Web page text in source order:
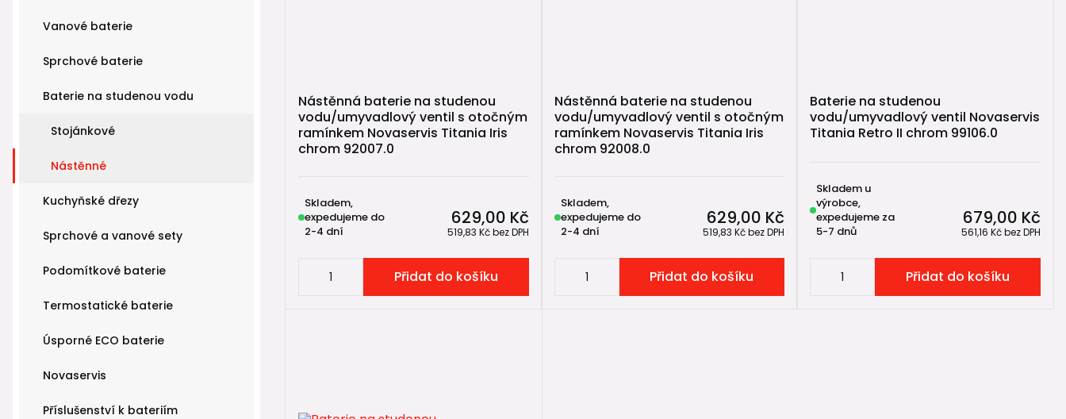
Vanové baterie
Sprchové baterie
Baterie na studenou vodu
Stojánkové
Nástěnné
Kuchyňské dřezy
Sprchové a vanové sety
Podomítkové baterie
Termostatické baterie
Úsporné ECO baterie
Novaservis
Příslušenství k bateriím
Nástěnná baterie na studenou
vodu/umyvadlový ventil s otočným
ramínkem Novaservis Titania Iris
chrom 92007.0
629,00 Kč
519,83 Kčbez DPH
Skladem,
expedujeme do
2-4 dní
Přidat do košíku
Nástěnná baterie na studenou
vodu/umyvadlový ventil s otočným
ramínkem Novaservis Titania Iris
chrom 92008.0
629,00 Kč
519,83 Kčbez DPH
Skladem,
expedujeme do
2-4 dní
Přidat do košíku
Baterie na studenou
vodu/umyvadlový ventil Novaservis
Titania Retro II chrom 99106.0
679,00 Kč
561,16 Kčbez DPH
Skladem u
výrobce,
expedujeme za
5-7 dnů
Přidat do košíku